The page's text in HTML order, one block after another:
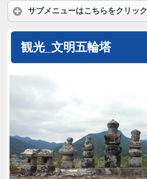
サブメニューはこちらをクリック
観光_文明五輪塔